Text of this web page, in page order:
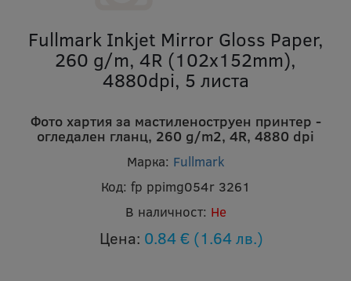
Fullmark Inkjet Mirror Gloss Paper,
260 g/m, 4R (102x152mm),
4880dpi, 5 листа
Фото хартия за мастиленоструен принтер -
огледален гланц, 260 g/m2, 4R, 4880 dpi
Марка: Fullmark
Код: fp ppimg054r 3261
В наличност: Не
Цена: 0.84 € (1.64 лв.)